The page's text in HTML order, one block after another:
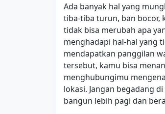
Ada banyak hal yang
tiba-tiba turun, ban bocor,
tidak bisa merubah apa
menghadapi hal-hal yang
mendapatkan panggilan
tersebut, kamu bisa
menghubungimu
lokasi. Jangan begadang
bangun lebih pagi dan